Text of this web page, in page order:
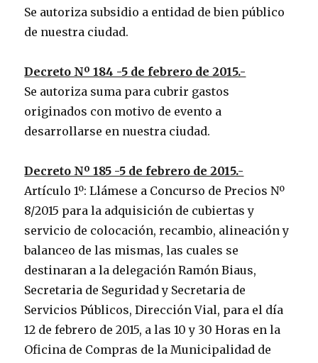
Se autoriza subsidio a entidad de bien público
de nuestra ciudad.
Decreto Nº 184 -5 de febrero de 2015.-
Se autoriza suma para cubrir gastos
originados con motivo de evento a
desarrollarse en nuestra ciudad.
Decreto Nº 185 -5 de febrero de 2015.-
Artículo 1º: Llámese a Concurso de Precios Nº
8/2015 para la adquisición de cubiertas y
servicio de colocación, recambio, alineación y
balanceo de las mismas, las cuales se
destinaran a la delegación Ramón Biaus,
Secretaria de Seguridad y Secretaria de
Servicios Públicos, Dirección Vial, para el día
12 de febrero de 2015, a las 10 y 30 Horas en la
Oficina de Compras de la Municipalidad de